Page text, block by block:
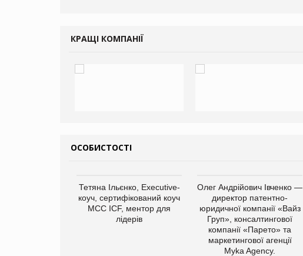
КРАЩІ КОМПАНІЇ
ОСОБИСТОСТІ
Тетяна Ільєнко, Executive-
коуч, сертифікований коуч
МСС ICF, ментор для
лідерів
Олег Андрійович Івченко —
директор патентно-
юридичної компанії «Вайз
Груп», консалтингової
компанії «Парето» та
маркетингової агенції
Myka Agency.